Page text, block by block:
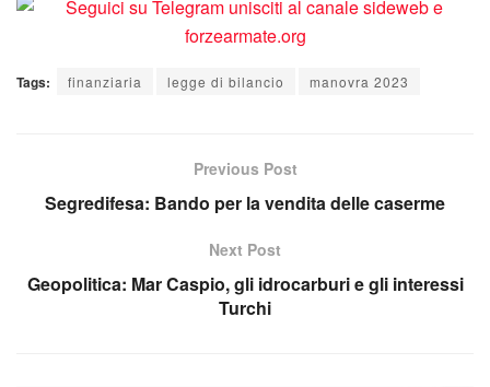
Tags: finanziaria legge di bilancio manovra 2023
Previous Post
Segredifesa: Bando per la vendita delle caserme
Next Post
Geopolitica: Mar Caspio, gli idrocarburi e gli interessi
Turchi